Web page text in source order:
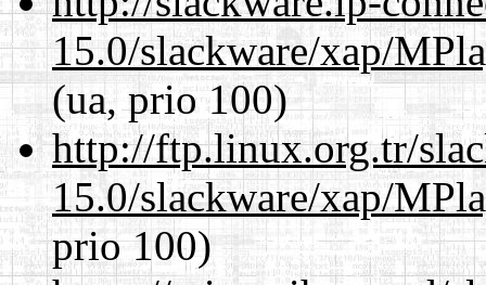
15.0/slackware/xap/
(ua, prio 100)
http://ftp.linux.org.tr/
15.0/slackware/xap/
prio 100)